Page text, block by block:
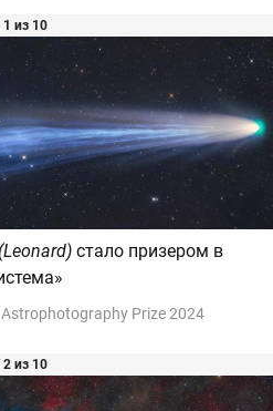
1 из 10
стало призером в
Prize 2024
2 из 10